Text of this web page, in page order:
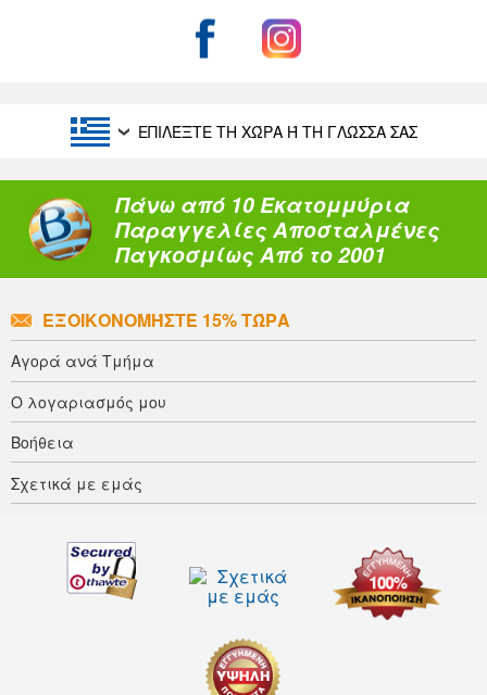
ΕΠΙΛΈΞΤΕ ΤΗ ΧΏΡΑ Ή ΤΗ ΓΛΏΣΣΑ ΣΑΣ
Πάνω από 10 Εκατομμύρια
Παραγγελίες Αποσταλμένες
Παγκοσμίως Από το 2001
ΕΞΟΙΚΟΝΟΜΉΣΤΕ 15% ΤΏΡΑ
Αγορά ανά Τμήμα
Ο λογαριασμός μου
Βοήθεια
Σχετικά με εμάς